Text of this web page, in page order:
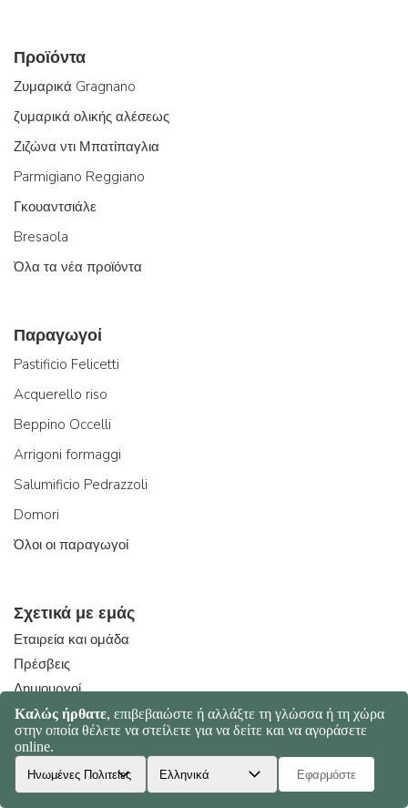
Προϊόντα
Ζυμαρικά Gragnano
ζυμαρικά ολικής αλέσεως
Ζιζώνα ντι Μπατίπαγλια
Parmigiano Reggiano
Γκουαντσιάλε
Bresaola
Όλα τα νέα προϊόντα
Παραγωγοί
Pastificio Felicetti
Acquerello riso
Beppino Occelli
Arrigoni formaggi
Salumificio Pedrazzoli
Domori
Όλοι οι παραγωγοί
Σχετικά με εμάς
Εταιρεία και ομάδα
Πρέσβεις
Δημιουργοί
Η ιστορία μας
Χάρτης πορείας αποστολής
Συνοχή
Ho.Re.Ca.